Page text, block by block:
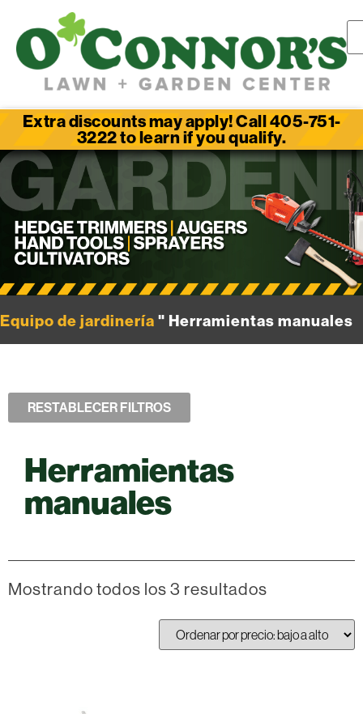
Extra discounts may apply! Call 405-751-
3222 to learn if you qualify.
Equipo de jardinería " Herramientas manuales
RESTABLECER FILTROS
Herramientas
manuales
Mostrando todos los 3 resultados